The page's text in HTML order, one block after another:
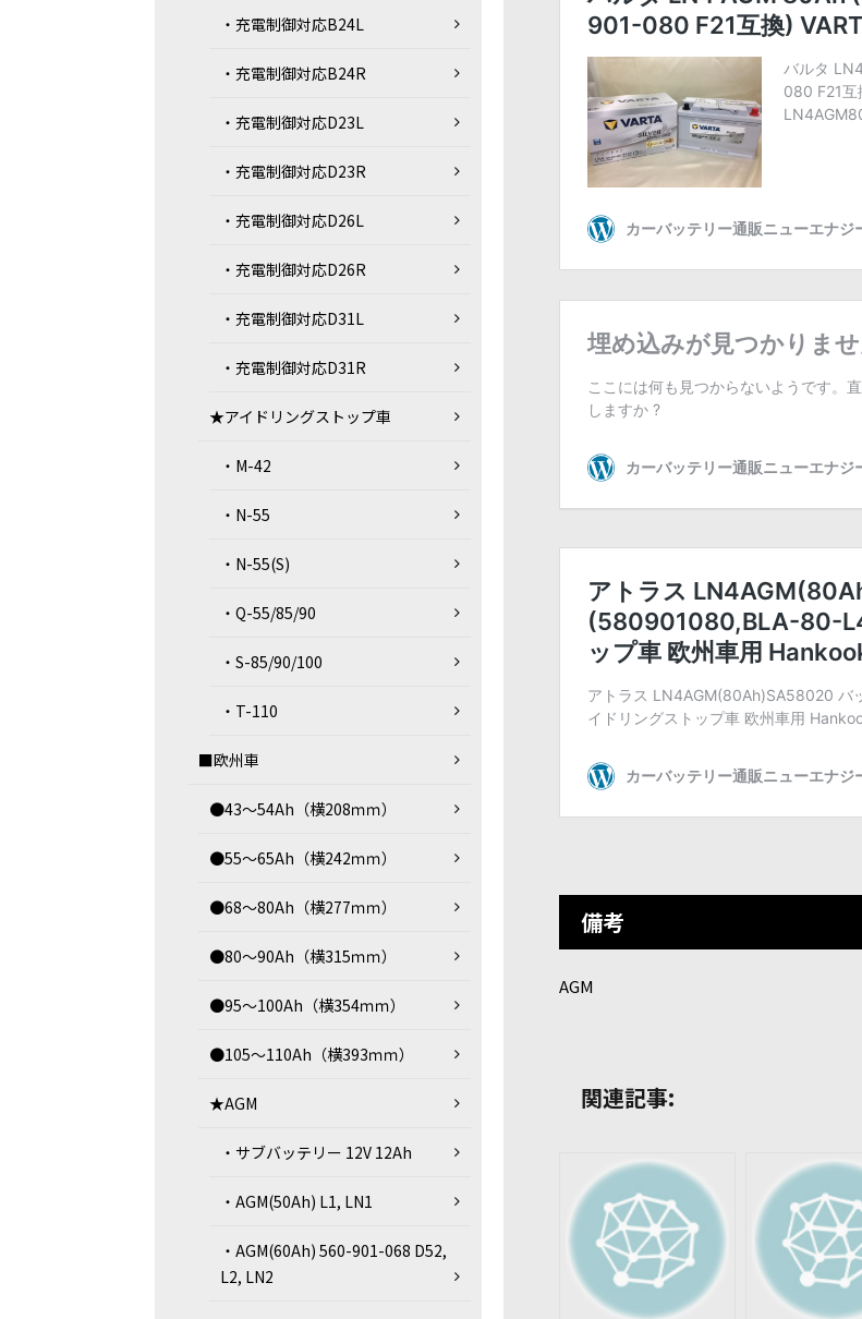
備考
AGM
関連記事:
・充電制御対応B24L
・充電制御対応B24R
・充電制御対応D23L
・充電制御対応D23R
・充電制御対応D26L
・充電制御対応D26R
・充電制御対応D31L
・充電制御対応D31R
★アイドリングストップ車
・M-42
・N-55
・N-55(S)
・Q-55/85/90
・S-85/90/100
・T-110
■欧州車
●43～54Ah（横208ｍｍ）
●55～65Ah（横242ｍｍ）
●68～80Ah（横277ｍｍ）
●80～90Ah（横315ｍｍ）
●95～100Ah（横354ｍｍ）
●105～110Ah（横393ｍｍ）
★AGM
・サブバッテリー 12V 12Ah
・AGM(50Ah) L1, LN1
・AGM(60Ah) 560-901-068 D52,
L2, LN2